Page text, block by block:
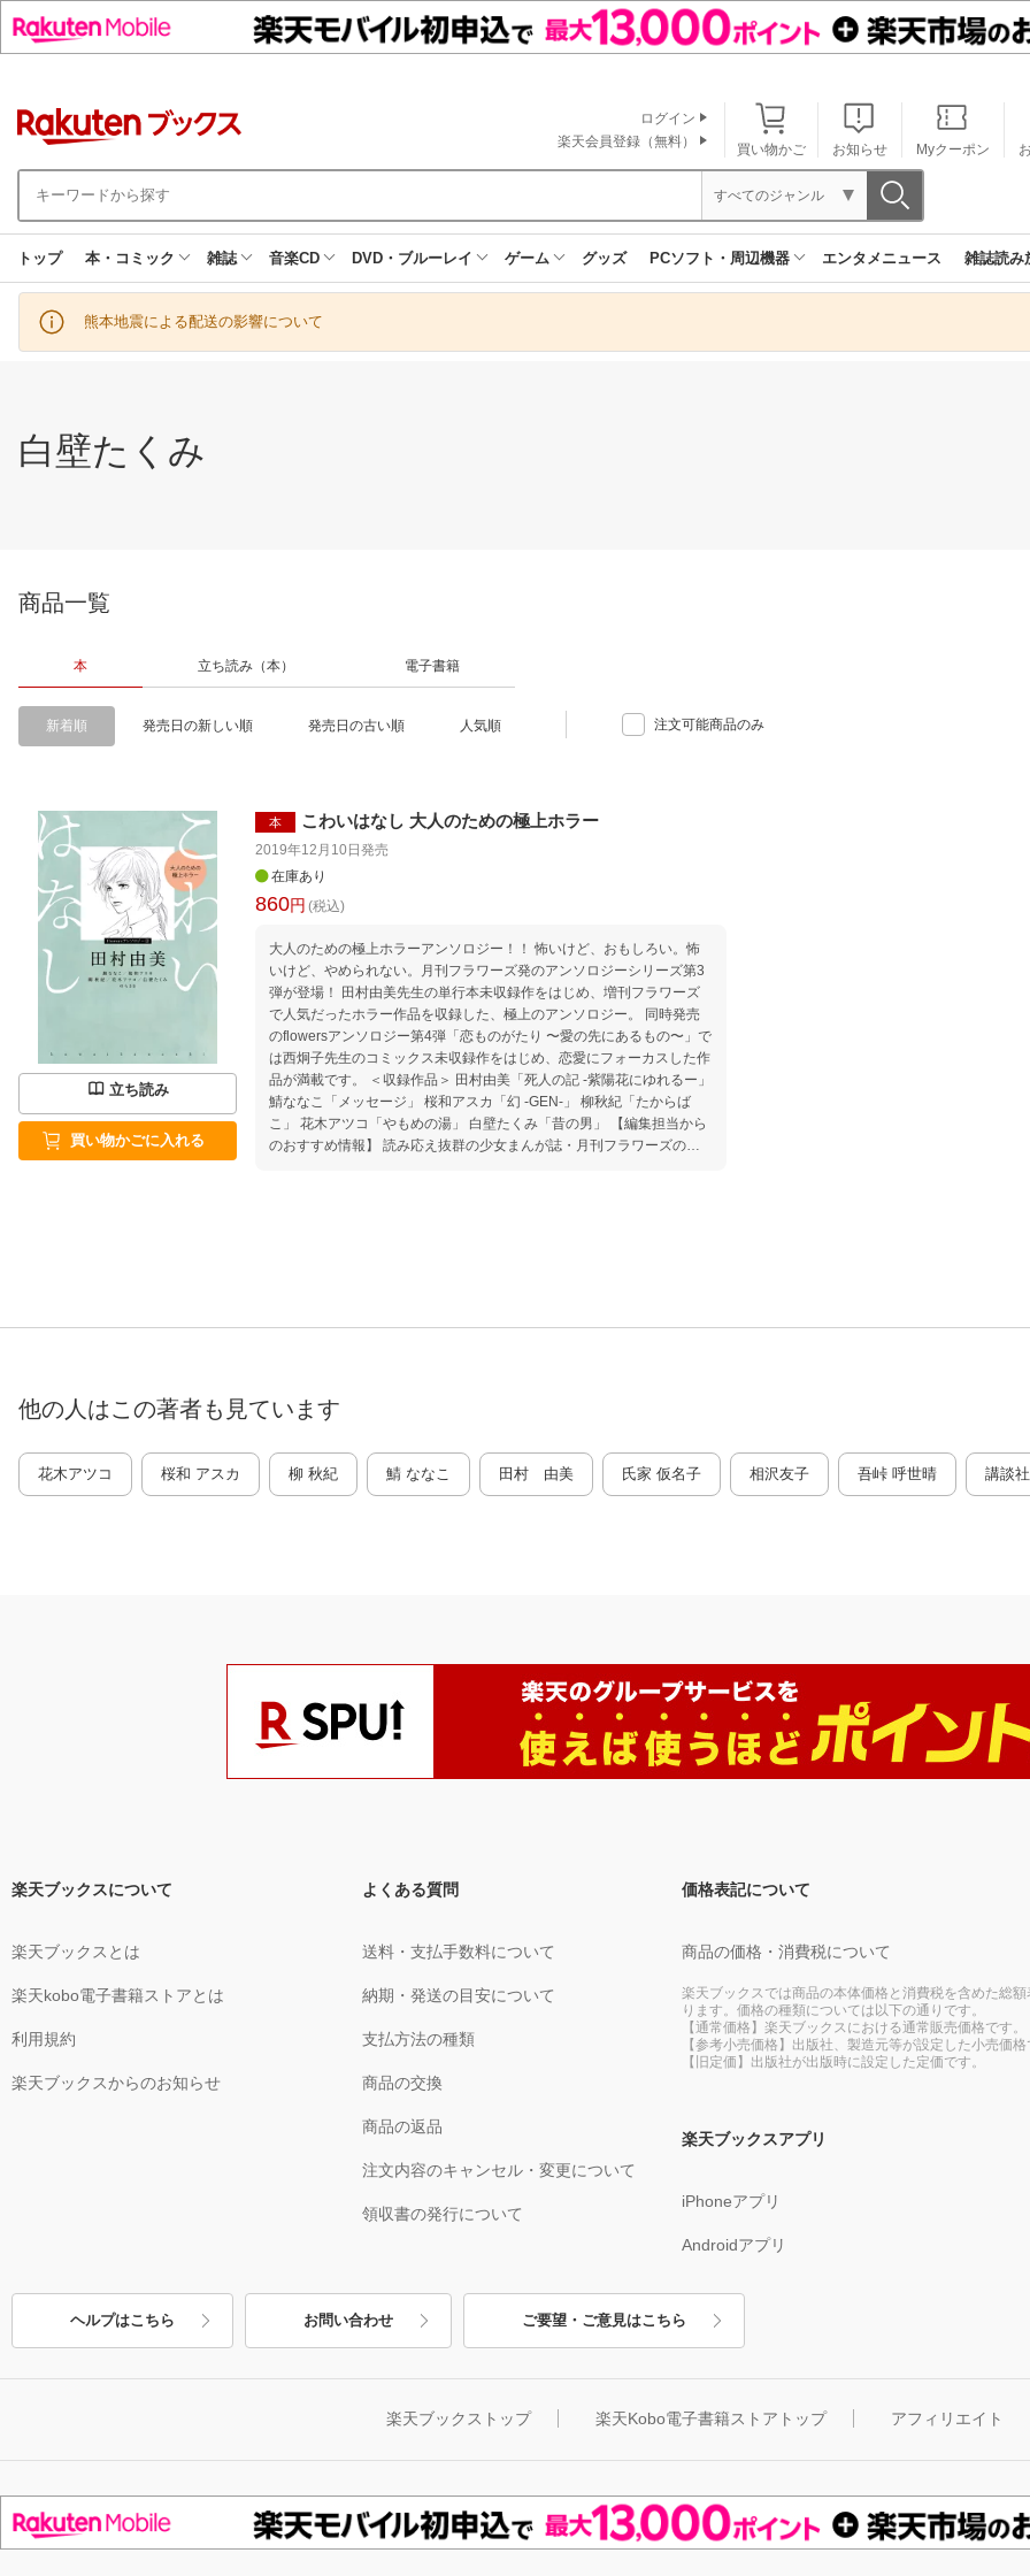
買い物かご お知らせ Myクーポン
ログイン
楽天会員登録（無料）
すべてのジャンル
トップ 本・コミック 雑誌 音楽CD DVD・ブルーレイ ゲーム グッズ PCソフト・周辺機器 エンタメニュース 雑誌読み
熊本地震による配送の影響について
白壁たくみ
商品一覧
本 立ち読み（本） 電子書籍
新着順 発売日の新しい順 発売日の古い順 人気順 注文可能商品のみ
立ち読み
買い物かごに入れる
本 こわいはなし 大人のための極上ホラー
2019年12月10日発売
在庫あり
860円 (税込)
大人のための極上ホラーアンソロジー！！ 怖いけど、おもしろい。怖
いけど、やめられない。月刊フラワーズ発のアンソロジーシリーズ第3
弾が登場！ 田村由美先生の単行本未収録作をはじめ、増刊フラワーズ
で人気だったホラー作品を収録した、極上のアンソロジー。 同時発売
のflowersアンソロジー第4弾「恋ものがたり 〜愛の先にあるもの〜」で
は西炯子先生のコミックス未収録作をはじめ、恋愛にフォーカスした作
品が満載です。 ＜収録作品＞ 田村由美「死人の記 -紫陽花にゆれるー」
鯖ななこ「メッセージ」 桜和アスカ「幻 -GEN-」 柳秋紀「たからば
こ」 花木アツコ「やもめの湯」 白壁たくみ「昔の男」 【編集担当から
のおすすめ情報】 読み応え抜群の少女まんが誌・月刊フラワーズのア
他の人はこの著者も見ています
花木アツコ 桜和 アスカ 柳 秋紀 鯖 ななこ 田村 由美 氏家 仮名子 相沢友子 吾峠 呼世晴 講談社
楽天ブックスについて
楽天ブックスとは
楽天kobo電子書籍ストアとは
利用規約
楽天ブックスからのお知らせ
よくある質問
送料・支払手数料について
納期・発送の目安について
支払方法の種類
商品の交換
商品の返品
注文内容のキャンセル・変更について
領収書の発行について
価格表記について
商品の価格・消費税について
楽天ブックスでは商品の本体価格と消費税を含めた総
ります。価格の種類については以下の通りです。
【通常価格】楽天ブックスにおける通常販売価格です。
【参考小売価格】出版社、製造元等が設定した小売価格
【旧定価】出版社が出版時に設定した定価です。
楽天ブックスアプリ
iPhoneアプリ
Androidアプリ
ヘルプはこちら お問い合わせ ご要望・ご意見はこちら
楽天ブックストップ 楽天Kobo電子書籍ストアトップ アフィリエイト